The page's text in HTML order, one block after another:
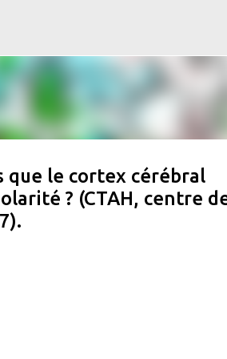
que le cortex cérébral
? (CTAH, centre